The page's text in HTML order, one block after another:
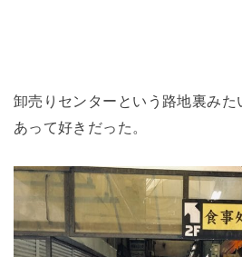
卸売りセンターという路地裏み
あって好きだった。